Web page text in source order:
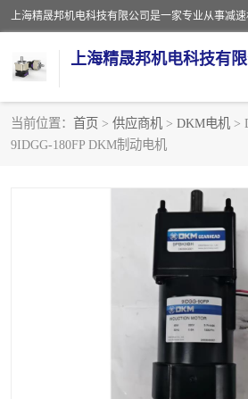
上海精晟邦机电科技有
当前位置： 首页 > 供应商机 > DKM电机 >
9IDGG-180FP DKM制动电机
减速电机
精
精
晟
东元